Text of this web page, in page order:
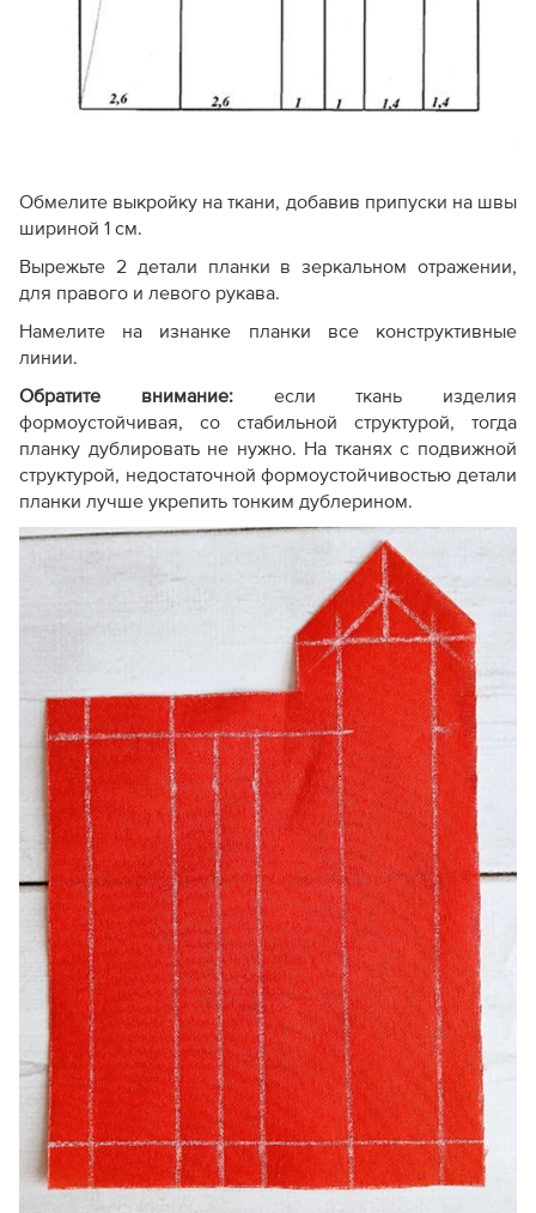
Обмелите выкройку на ткани, добавив припуски на швы
шириной 1 см.
Вырежьте 2 детали планки в зеркальном отражении,
для правого и левого рукава.
Намелите на изнанке планки все конструктивные
линии.
Обратите внимание:если ткань изделия
формоустойчивая, со стабильной структурой, тогда
планку дублировать не нужно. На тканях с подвижной
структурой, недостаточной формоустойчивостью детали
планки лучше укрепить тонким дублерином.